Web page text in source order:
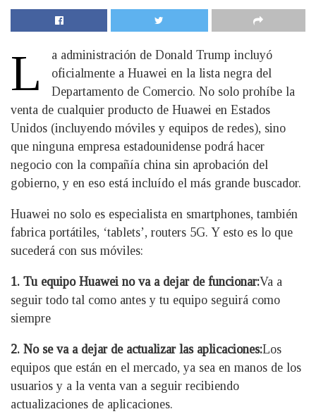
L
a administración de Donald Trump incluyó
oficialmente a Huawei en la lista negra del
Departamento de Comercio. No solo prohíbe la
venta de cualquier producto de Huawei en Estados
Unidos (incluyendo móviles y equipos de redes), sino
que ninguna empresa estadounidense podrá hacer
negocio con la compañía china sin aprobación del
gobierno, y en eso está incluído el más grande buscador.
Huawei no solo es especialista en smartphones, también
fabrica portátiles, ‘tablets’, routers 5G. Y esto es lo que
sucederá con sus móviles:
1. Tu equipo Huawei no va a dejar de funcionar:Va a
seguir todo tal como antes y tu equipo seguirá como
siempre
2. No se va a dejar de actualizar las aplicaciones:Los
equipos que están en el mercado, ya sea en manos de los
usuarios y a la venta van a seguir recibiendo
actualizaciones de aplicaciones.